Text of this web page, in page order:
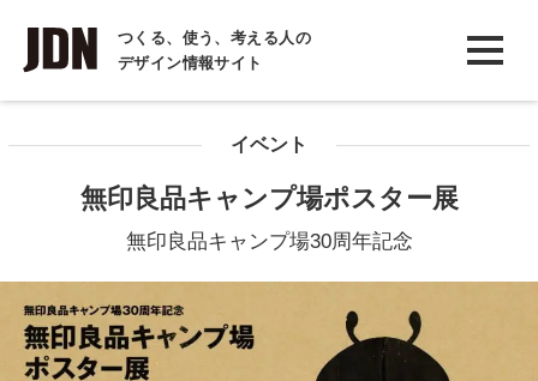
つくる、使う、考える人の
デザイン情報サイト
INTERVIEW
インタビュー
COLUMN
イベント
無印良品キャンプ場ポスター展
無印良品キャンプ場30周年記念